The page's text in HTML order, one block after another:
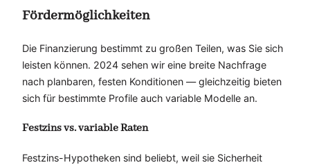
Fördermöglichkeiten
Die Finanzierung bestimmt zu großen Teilen, was Sie sich
leisten können. 2024 sehen wir eine breite Nachfrage
nach planbaren, festen Konditionen — gleichzeitig bieten
sich für bestimmte Profile auch variable Modelle an.
Festzins vs. variable Raten
Festzins-Hypotheken sind beliebt, weil sie Sicherheit